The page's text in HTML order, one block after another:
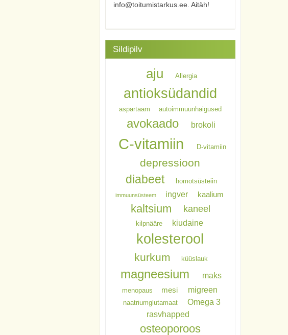
info@toitumistarkus.ee. Aitäh!
Sildipilv
aju Allergia
antioksüdandid
aspartaam autoimmuunhaigused
avokaado brokoli
C-vitamiin D-vitamiin
depressioon
diabeet homotsüsteiin
immuunsüsteem ingver kaalium
kaltsium kaneel
kilpnääre kiudaine
kolesterool
kurkum küüslauk
magneesium maks
menopaus mesi migreen
naatriumglutamaat
Omega 3
rasvhapped
osteoporoos